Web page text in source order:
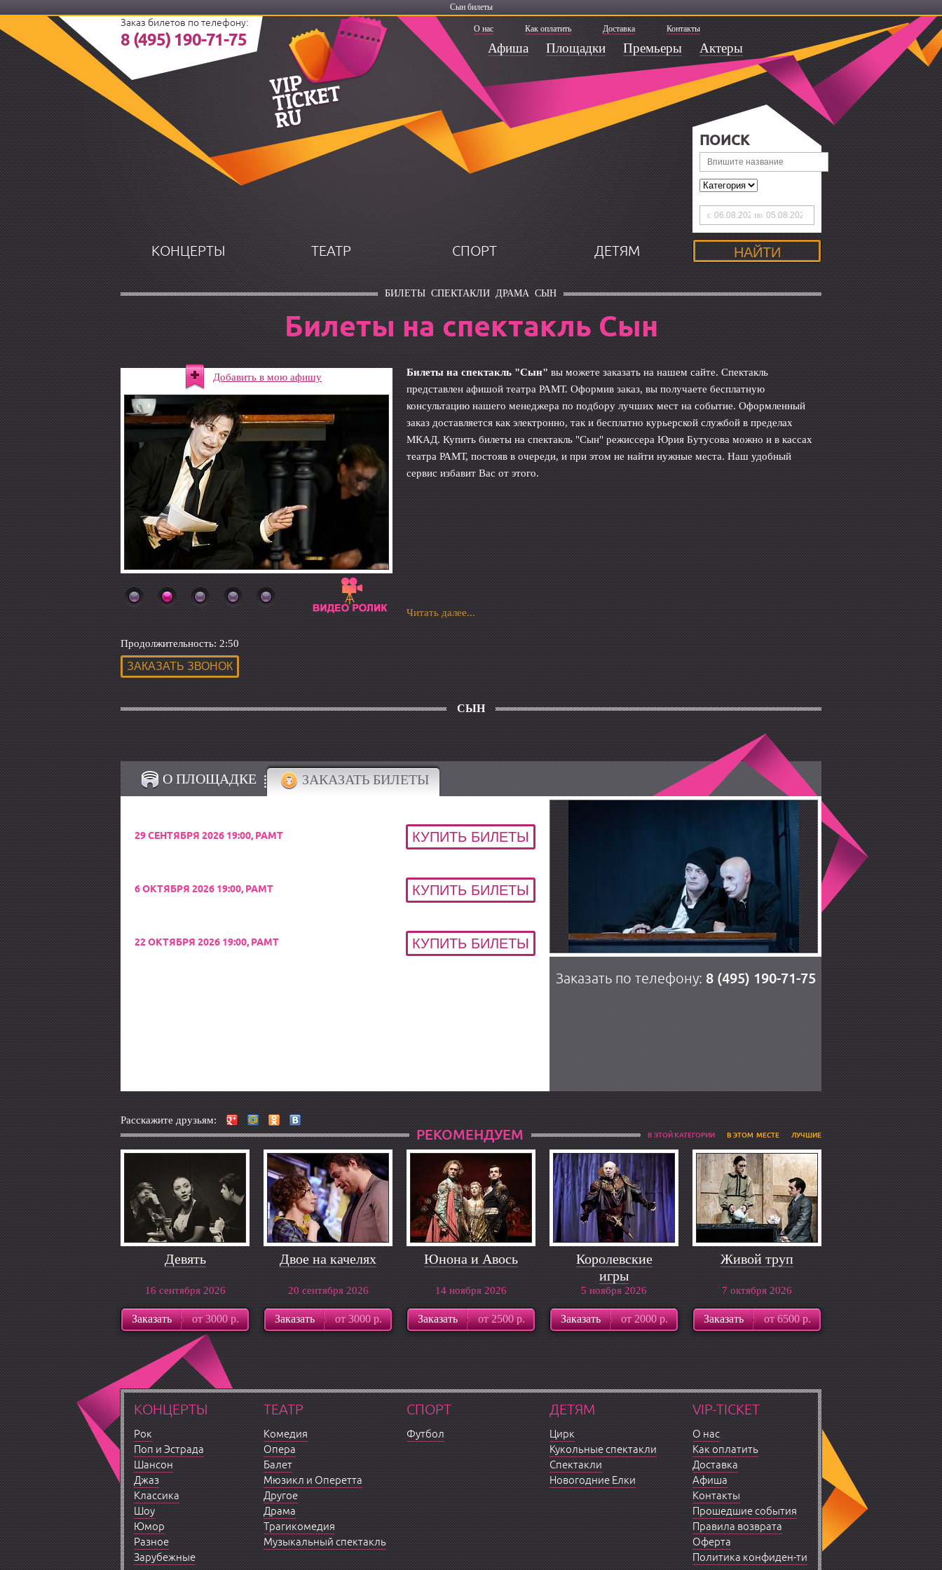
Сын билеты
Заказ билетов по телефону:
8 (495) 190-71-75
О нас Как оплатить Доставка Контакты
Афиша Площадки Премьеры Актеры
КОНЦЕРТЫ ТЕАТР СПОРТ ДЕТЯМ
ПОИСК
с по
БИЛЕТЫ СПЕКТАКЛИ ДРАМА СЫН
Билеты на спектакль Сын
Добавить в мою афишу Билеты на спектакль "Сын"вы можете заказать на нашем сайте. Спектакль
представлен афишой театра РАМТ. Оформив заказ, вы получаете бесплатную
консультацию нашего менеджера по подбору лучших мест на событие. Оформленный
заказ доставляется как электронно, так и бесплатно курьерской службой в пределах
МКАД. Купить билеты на спектакль "Сын" режиссера Юрия Бутусова можно и в кассах
театра РАМТ, постояв в очереди, и при этом не найти нужные места. Наш удобный
сервис избавит Вас от этого.
Читать далее...
Продолжительность: 2:50
СЫН
О ПЛОЩАДКЕ ЗАКАЗАТЬ БИЛЕТЫ
29 СЕНТЯБРЯ 2026 19:00, РАМТ
6 ОКТЯБРЯ 2026 19:00, РАМТ
22 ОКТЯБРЯ 2026 19:00, РАМТ
Заказать по телефону:8 (495) 190-71-75
Расскажите друзьям:
РЕКОМЕНДУЕМ В ЭТОЙ КАТЕГОРИИ В ЭТОМ МЕСТЕ ЛУЧШИЕ
Девять
16 сентября 2026
Заказать от 3000 р.
Двое на качелях
20 сентября 2026
Заказать от 3000 р.
Юнона и Авось
14 ноября 2026
Заказать от 2500 р.
Королевские
игры
5 ноября 2026
Заказать от 2000 р.
Живой труп
7 октября 2026
Заказать от 6500 р.
КОНЦЕРТЫ
Рок
Поп и Эстрада
Шансон
Джаз
Классика
Шоу
Юмор
Разное
Зарубежные
ТЕАТР
Комедия
Опера
Балет
Мюзикл и Оперетта
Другое
Драма
Трагикомедия
Музыкальный спектакль
СПОРТ
Футбол
ДЕТЯМ
Цирк
Кукольные спектакли
Спектакли
Новогодние Елки
VIP-TICKET
О нас
Как оплатить
Доставка
Афиша
Контакты
Прошедшие события
Правила возврата
Оферта
Политика конфиден-ти